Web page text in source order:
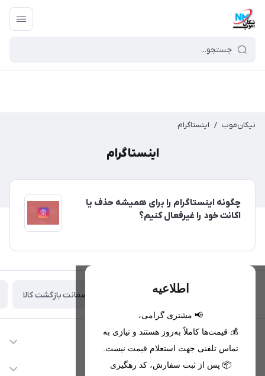
نیکان‌موب / اینستاگرام
اینستاگرام
چگونه اینستاگرام را برای همیشه حذف یا
اکانت خود را غیرفعال کنیم؟
اطلاعیه
📢 مشتری گرامی،
💰 قیمت‌ها کاملاً به‌روز هستند و نیازی به
تماس تلفنی جهت استعلام قیمت نیست.
📦 پس از ثبت سفارش، کد رهگیری
تحویل اکسپرس(با هماهنگی) ضمانت بازگشت کالا
اطلاعات تماس
09221680256 - 09373782289
دسترسی سریع